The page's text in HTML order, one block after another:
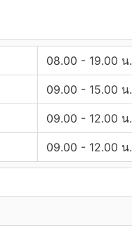
08.00 - 19.00 น.
09.00 - 15.00 น.
09.00 - 12.00 น.
09.00 - 12.00 น.